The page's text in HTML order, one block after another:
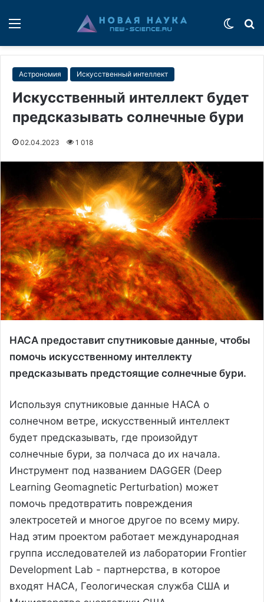
Астрономия Искусственный интеллект
Искусственный интеллект будет
предсказывать солнечные бури
02.04.2023 1 018
НАСА предоставит спутниковые данные, чтобы
помочь искусственному интеллекту
предсказывать предстоящие солнечные бури.
Используя спутниковые данные НАСА о
солнечном ветре, искусственный интеллект
будет предсказывать, где произойдут
солнечные бури, за полчаса до их начала.
Инструмент под названием DAGGER (Deep
Learning Geomagnetic Perturbation) может
помочь предотвратить повреждения
электросетей и многое другое по всему миру.
Над этим проектом работает международная
группа исследователей из лаборатории Frontier
Development Lab - партнерства, в которое
входят НАСА, Геологическая служба США и